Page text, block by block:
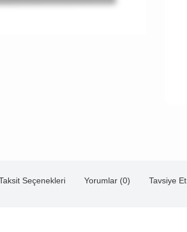
Seçenekleri Yorumlar (0) Tavsiye Et